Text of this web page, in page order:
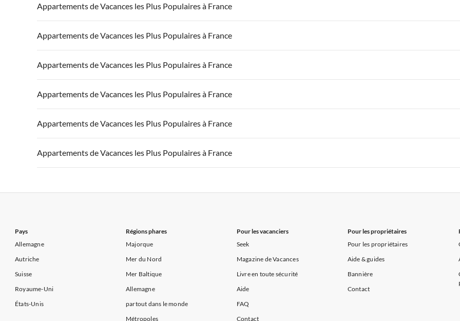
Appartements de Vacances à France Appartements de Vacances à Paris-Ile de France
Appartements de Vacances à Côte atlantique Appartements de Vacances à la Normandie Appartements de Vacances à Sud de la
Appartements de Vacances à Côte d'Azur
Appartements de Vacances les Plus Populaires à France
Appartements de Vacances à France Appartements de Vacances à Paris-Ile de France
Appartements de Vacances à Côte atlantique Appartements de Vacances à la Normandie Appartements de Vacances à Sud de la
Appartements de Vacances à Côte d'Azur
Appartements de Vacances les Plus Populaires à France
Appartements de Vacances à France Appartements de Vacances à Paris-Ile de France
Appartements de Vacances à Côte atlantique Appartements de Vacances à la Normandie Appartements de Vacances à Sud de la
Appartements de Vacances à Côte d'Azur
Appartements de Vacances les Plus Populaires à France
Appartements de Vacances à France Appartements de Vacances à Paris-Ile de France
Appartements de Vacances à Côte atlantique Appartements de Vacances à la Normandie Appartements de Vacances à Sud de la
Appartements de Vacances à Côte d'Azur
Appartements de Vacances les Plus Populaires à France
Appartements de Vacances à France Appartements de Vacances à Paris-Ile de France
Appartements de Vacances à Côte atlantique Appartements de Vacances à la Normandie Appartements de Vacances à Sud de la
Appartements de Vacances à Côte d'Azur
Appartements de Vacances les Plus Populaires à France
Appartements de Vacances à France Appartements de Vacances à Paris-Ile de France
Appartements de Vacances à Côte atlantique Appartements de Vacances à la Normandie Appartements de Vacances à Sud de la
Appartements de Vacances les Plus Populaires à France
Pays
Allemagne
Autriche
Suisse
Royaume-Uni
États-Unis
Régions phares
Majorque
Mer du Nord
Mer Baltique
Allemagne
partout dans le monde
Métropoles
Pour les vacanciers
Seek
Magazine de Vacances
Livre en toute sécurité
Aide
FAQ
Contact
Pour les propriétaires
Pour les propriétaires
Aide & guides
Bannière
Contact